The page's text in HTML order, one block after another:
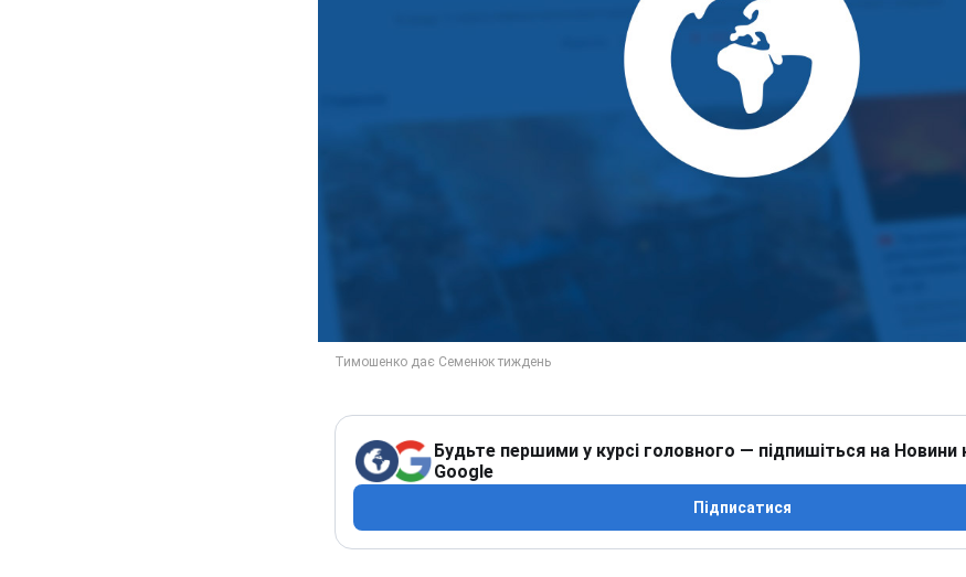
Будьте першими у курсі головного — підпишіться на Новини
Google
Підписатися